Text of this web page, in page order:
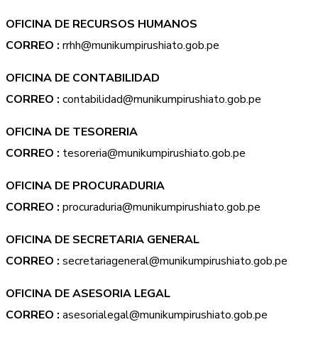
OFICINA DE RECURSOS HUMANOS
CORREO : rrhh@munikumpirushiato.gob.pe
OFICINA DE CONTABILIDAD
CORREO : contabilidad@munikumpirushiato.gob.pe
OFICINA DE TESORERIA
CORREO : tesoreria@munikumpirushiato.gob.pe
OFICINA DE PROCURADURIA
CORREO : procuraduria@munikumpirushiato.gob.pe
OFICINA DE SECRETARIA GENERAL
CORREO : secretariageneral@munikumpirushiato.gob.pe
OFICINA DE ASESORIA LEGAL
CORREO : asesorialegal@munikumpirushiato.gob.pe